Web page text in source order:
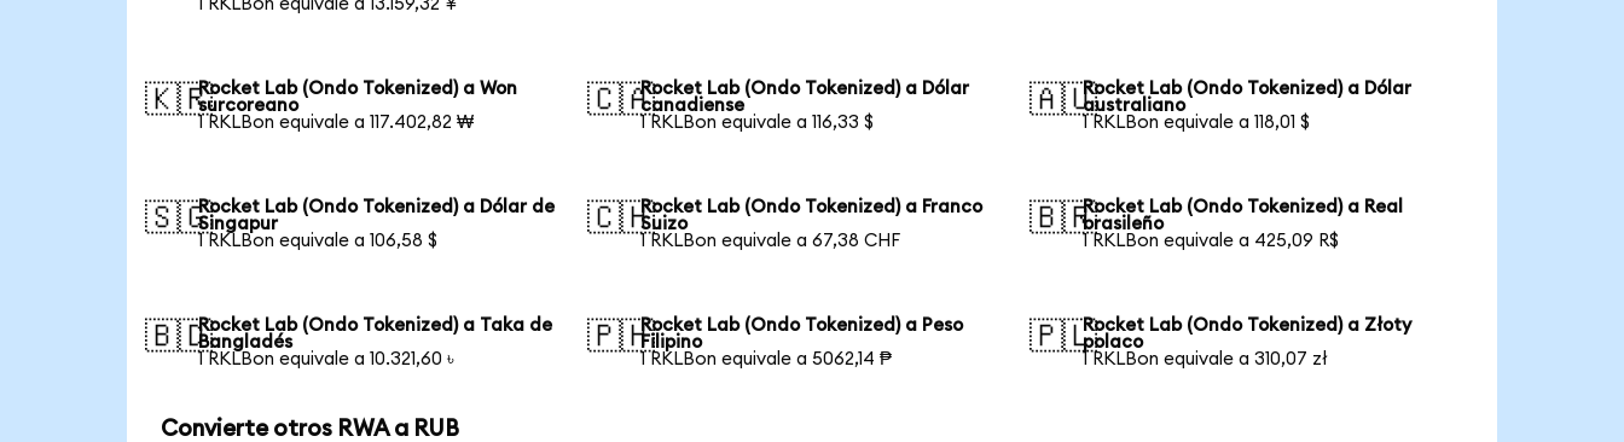
1 RKLBon equivale a 13.159,32 ¥
🇰🇷Rocket Lab (Ondo Tokenized) a Won
surcoreano
1 RKLBon equivale a 117.402,82 ₩
🇨🇦Rocket Lab (Ondo Tokenized) a Dólar
canadiense
1 RKLBon equivale a 116,33 $
🇦🇺Rocket Lab (Ondo Tokenized) a Dólar
australiano
1 RKLBon equivale a 118,01 $
🇸🇬Rocket Lab (Ondo Tokenized) a Dólar de
Singapur
1 RKLBon equivale a 106,58 $
🇨🇭Rocket Lab (Ondo Tokenized) a Franco
Suizo
1 RKLBon equivale a 67,38 CHF
🇧🇷Rocket Lab (Ondo Tokenized) a Real
brasileño
1 RKLBon equivale a 425,09 R$
🇧🇩Rocket Lab (Ondo Tokenized) a Taka de
Bangladés
1 RKLBon equivale a 10.321,60 ৳
🇵🇭Rocket Lab (Ondo Tokenized) a Peso
Filipino
1 RKLBon equivale a 5062,14 ₱
🇵🇱Rocket Lab (Ondo Tokenized) a Złoty
polaco
1 RKLBon equivale a 310,07 zł
Convierte otros RWA a RUB